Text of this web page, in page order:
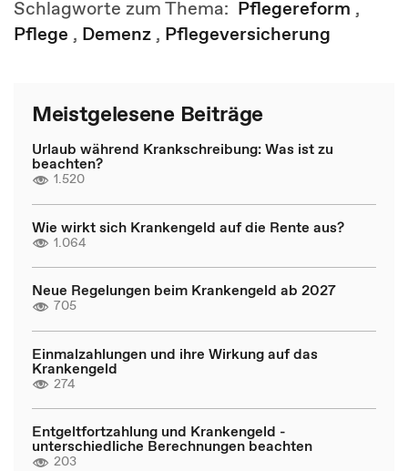
Schlagworte zum Thema: Pflegereform ,
Pflege , Demenz , Pflegeversicherung
Meistgelesene Beiträge
Urlaub während Krankschreibung: Was ist zu
beachten?
1.520
Wie wirkt sich Krankengeld auf die Rente aus?
1.064
Neue Regelungen beim Krankengeld ab 2027
705
Einmalzahlungen und ihre Wirkung auf das
Krankengeld
274
Entgeltfortzahlung und Krankengeld -
unterschiedliche Berechnungen beachten
203